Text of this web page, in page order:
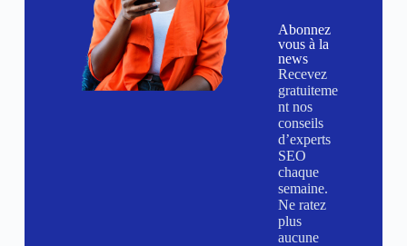
Abonnez
vous à la
news
Recevez
gratuiteme
nt nos
conseils
d’experts
SEO
chaque
semaine.
Ne ratez
plus
aucune